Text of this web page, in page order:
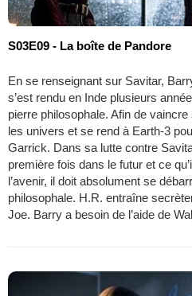
S03E09 - La boîte de Pandore
En se renseignant sur Savitar,
s’est rendu en Inde plusieurs
pierre philosophale. Afin de
les univers et se rend à Earth-3
Garrick. Dans sa lutte contre
première fois dans le futur et ce
l’avenir, il doit absolument se
philosophale. H.R. entraîne
Joe. Barry a besoin de l’aide de